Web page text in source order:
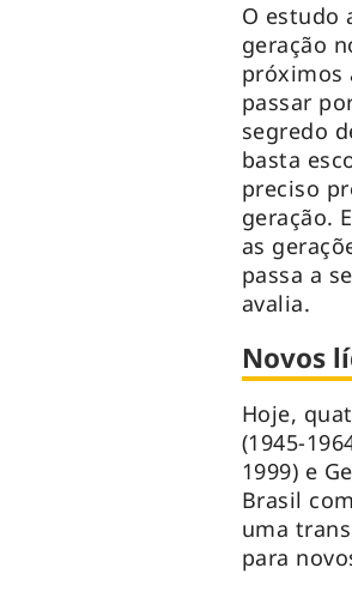
O estudo
geração
próximos
passar
segredo
basta
preciso
geração.
as
passa a
avalia.
Novos
Hoje,
(1945-
1999) e
Brasil
uma
para